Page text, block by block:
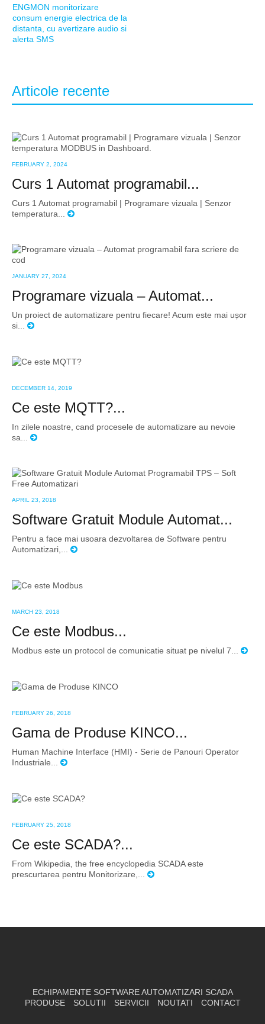
ENGMON monitorizare
consum energie electrica de la
distanta, cu avertizare audio si
alerta SMS
Articole recente
FEBRUARY 2, 2024
Curs 1 Automat programabil...
Curs 1 Automat programabil | Programare vizuala | Senzor
temperatura...
JANUARY 27, 2024
Programare vizuala – Automat...
Un proiect de automatizare pentru fiecare! Acum este mai ușor
si...
DECEMBER 14, 2019
Ce este MQTT?...
In zilele noastre, cand procesele de automatizare au nevoie
sa...
APRIL 23, 2018
Software Gratuit Module Automat...
Pentru a face mai usoara dezvoltarea de Software pentru
Automatizari,...
MARCH 23, 2018
Ce este Modbus...
Modbus este un protocol de comunicatie situat pe nivelul 7...
FEBRUARY 26, 2018
Gama de Produse KINCO...
Human Machine Interface (HMI) - Serie de Panouri Operator
Industriale...
FEBRUARY 25, 2018
Ce este SCADA?...
From Wikipedia, the free encyclopedia SCADA este
prescurtarea pentru Monitorizare,...
ECHIPAMENTE SOFTWARE AUTOMATIZARI SCADA
PRODUSE
SOLUTII SERVICII NOUTATI CONTACT